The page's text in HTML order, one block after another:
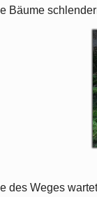
Bäume
des Weges